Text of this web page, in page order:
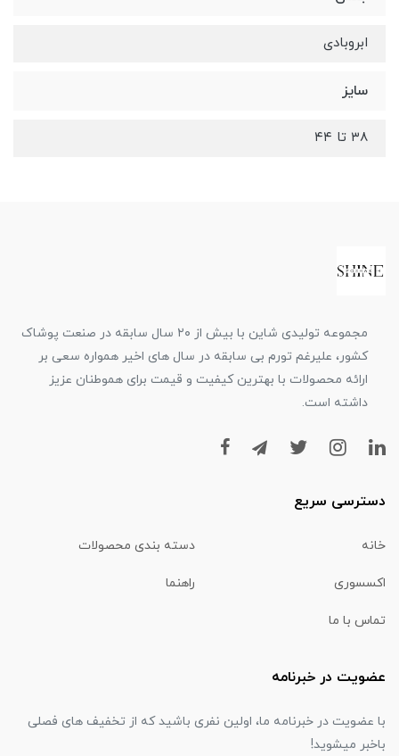
ابروبادی
سایز
۳۸ تا ۴۴
مجموعه تولیدی شاین با بیش از ۲۰ سال سابقه در صنعت پوشاک
کشور، علیرغم تورم بی سابقه در سال های اخیر همواره سعی بر
ارائه محصولات با بهترین کیفیت و قیمت برای هموطنان عزیز
داشته است.
دسترسی سریع
خانه دسته بندی محصولات
اکسسوری راهنما
تماس با ما
عضویت در خبرنامه
با عضویت در خبرنامه ما، اولین نفری باشید که از تخفیف های فصلی
باخبر میشوید!